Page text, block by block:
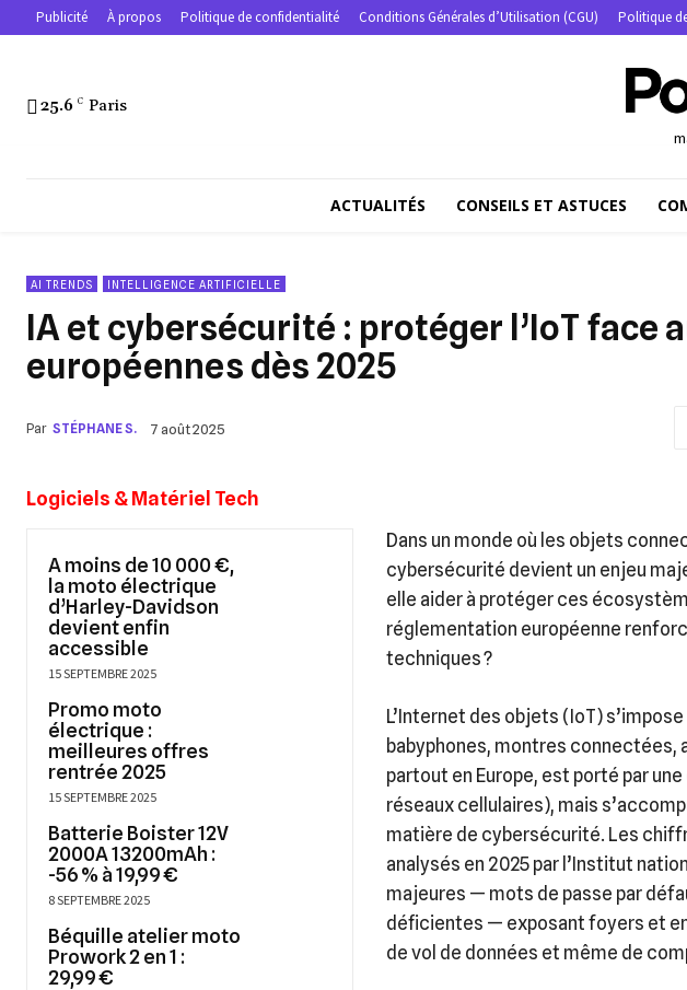
Publicité À propos Politique de confidentialité Conditions Générales d’Utilisation (CGU) Politique
25.6 C Paris
ACTUALITÉS CONSEILS ET ASTUCES
AI TRENDS INTELLIGENCE ARTIFICIELLE
IA et cybersécurité : protéger l’IoT face
européennes dès 2025
Par STÉPHANE S. 7 août 2025
Logiciels & Matériel Tech
A moins de 10 000 €,
la moto électrique
d’Harley-Davidson
devient enfin
accessible
15 SEPTEMBRE 2025
Promo moto
électrique :
meilleures offres
rentrée 2025
15 SEPTEMBRE 2025
Batterie Boister 12V
2000A 13200mAh :
-56 % à 19,99 €
8 SEPTEMBRE 2025
Béquille atelier moto
Prowork 2 en 1 :
29,99 €
Dans un monde où les objets
cybersécurité devient un enjeu
elle aider à protéger ces
réglementation européenne
techniques ?
L’Internet des objets (IoT)
babyphones, montres
partout en Europe, est porté par
réseaux cellulaires), mais
matière de cybersécurité. Les
analysés en 2025 par l’Institut
majeures — mots de passe par
déficientes — exposant foyers et
de vol de données et même de